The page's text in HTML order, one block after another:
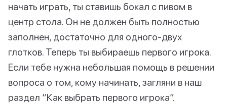
начать играть, ты ставишь бокал с пивом в
центр стола. Он не должен быть полностью
заполнен, достаточно для одного-двух
глотков. Теперь ты выбираешь первого игрока.
Если тебе нужна небольшая помощь в решении
вопроса о том, кому начинать, загляни в наш
раздел “Как выбрать первого игрока”.